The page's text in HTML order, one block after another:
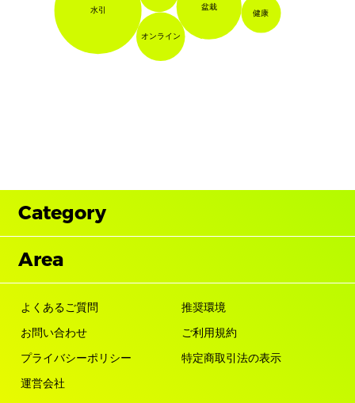
健康
オンライン
盆栽
水引
Category
Area
よくあるご質問
推奨環境
お問い合わせ
ご利用規約
プライバシーポリシー
特定商取引法の表示
運営会社